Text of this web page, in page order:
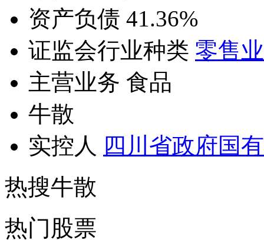
资产负债 41.36%
证监会行业种类 零售业
主营业务 食品
牛散
实控人 四川省政府国
热搜牛散
热门股票